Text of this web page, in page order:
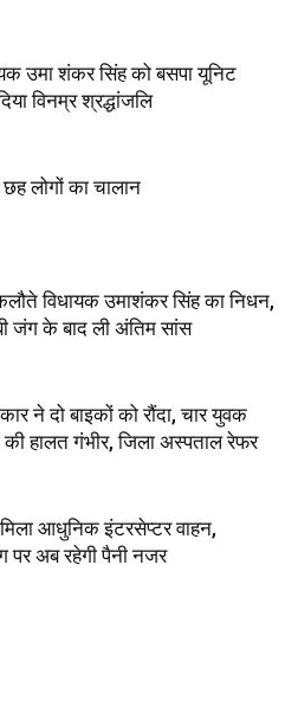
उमा शंकर सिंह को बसपा यूनिट
विनम्र श्रद्धांजलि
लोगों का चालान
विधायक उमाशंकर सिंह का निधन,
जंग के बाद ली अंतिम सांस
ने दो बाइकों को रौंदा, चार युवक
हालत गंभीर, जिला अस्पताल रेफर
आधुनिक इंटरसेप्टर वाहन,
पर अब रहेगी पैनी नजर